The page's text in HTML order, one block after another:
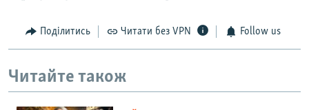
Поділитись Читати без VPN Follow us
Читайте також